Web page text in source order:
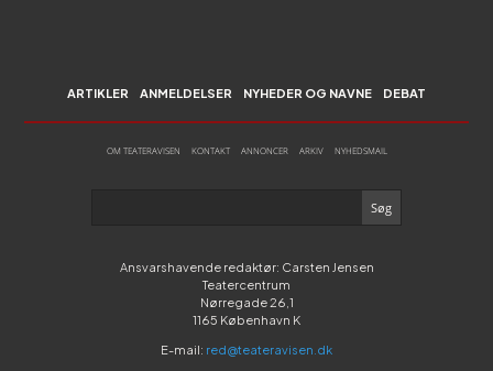
ARTIKLER ANMELDELSER NYHEDER OG NAVNE DEBAT
OM TEATERAVISEN KONTAKT ANNONCER ARKIV NYHEDSMAIL
Ansvarshavende redaktør: Carsten Jensen
Teatercentrum
Nørregade 26,1
1165 København K
E-mail: red@teateravisen.dk